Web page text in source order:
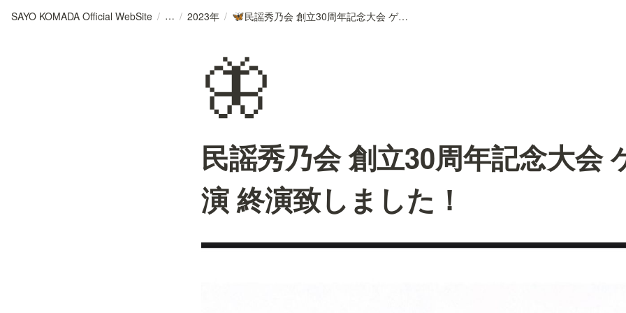
SAYO KOMADA Official WebSite / / 2023年 / 🦋 民謡秀乃会 創立30周年記念大会 ゲスト出演 終演致しました！
🦋
民謡秀乃会 創立30周年記念大会
演 終演致しました！